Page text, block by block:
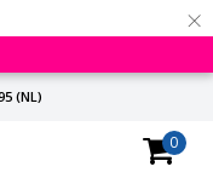
×
(NL)
€ 65,- 0